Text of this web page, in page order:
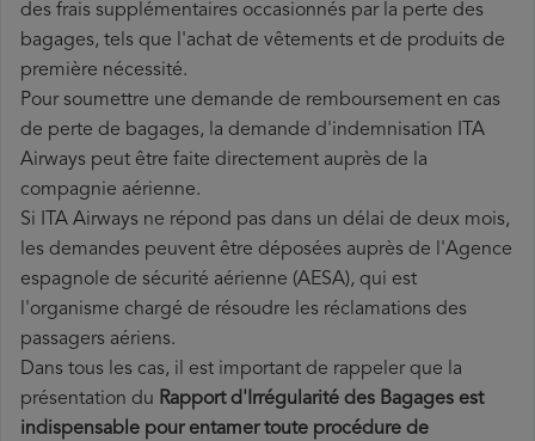
des frais supplémentaires occasionnés par la perte des
bagages, tels que l'achat de vêtements et de produits de
première nécessité.
Pour soumettre une demande de remboursement en cas
de perte de bagages, la demande d'indemnisation ITA
Airways peut être faite directement auprès de la
compagnie aérienne.
Si ITA Airways ne répond pas dans un délai de deux mois,
les demandes peuvent être déposées auprès de l'Agence
espagnole de sécurité aérienne (AESA), qui est
l'organisme chargé de résoudre les réclamations des
passagers aériens.
Dans tous les cas, il est important de rappeler que la
présentation du Rapport d'Irrégularité des Bagages est
indispensable pour entamer toute procédure de